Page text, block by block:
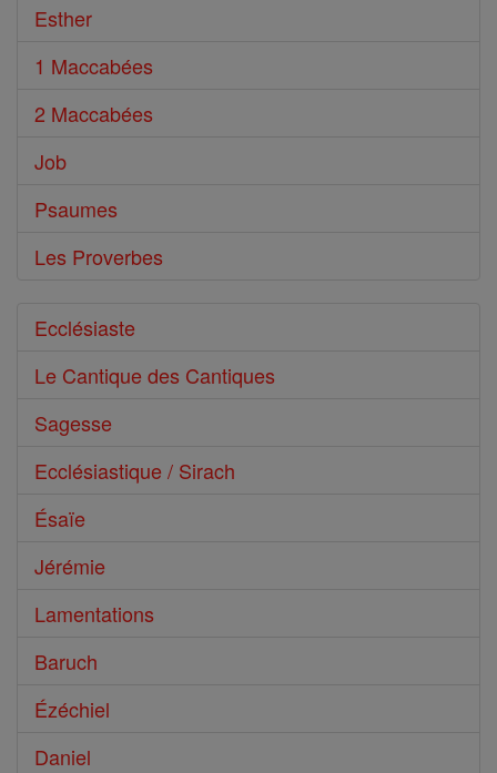
Esther
1 Maccabées
2 Maccabées
Job
Psaumes
Les Proverbes
Ecclésiaste
Le Cantique des Cantiques
Sagesse
Ecclésiastique / Sirach
Ésaïe
Jérémie
Lamentations
Baruch
Ézéchiel
Daniel